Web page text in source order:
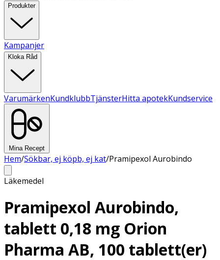
Produkter
Kampanjer
Kloka Råd
VarumärkenKundklubbTjänsterHitta apotekKundservice
Mina Recept
Hem/Sökbar, ej köpb, ej kat/Pramipexol Aurobindo
Läkemedel
Pramipexol Aurobindo,
tablett 0,18 mg Orion
Pharma AB, 100 tablett(er)